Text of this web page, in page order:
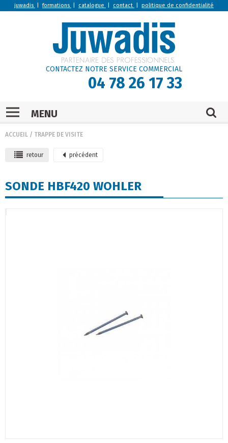
juwadis |formations catalogue contact politique de confidentialité
CONTACTEZ NOTRE SERVICE COMMERCIAL
04 78 26 17 33
MENU
ACCUEIL / TRAPPE DE VISITE
retour précédent
SONDE HBF420 WOHLER